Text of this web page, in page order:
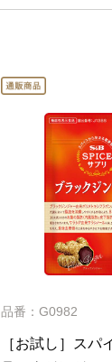
品番：G0982
［お試し］スパ